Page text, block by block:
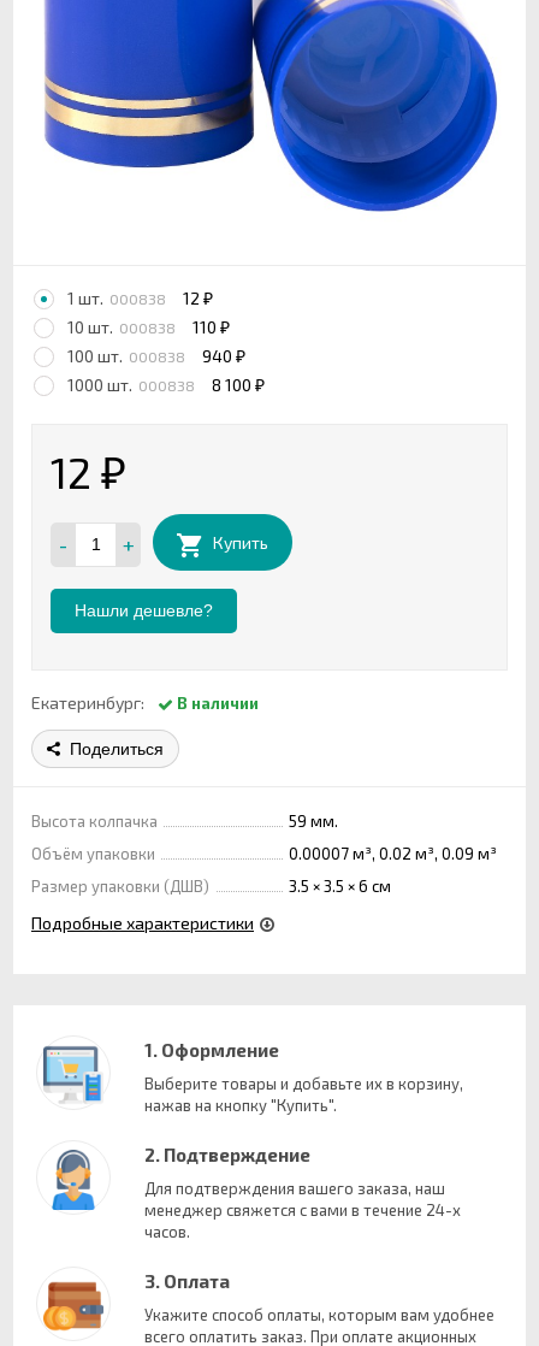
1 шт. 000838 12 ₽
10 шт. 000838 110 ₽
100 шт. 000838 940 ₽
1000 шт. 000838 8 100 ₽
12 ₽
- + Купить
Нашли дешевле?
Екатеринбург: В наличии
Поделиться
Высота колпачка
59 мм.
Объём упаковки
0.00007 м³, 0.02 м³, 0.09 м³
Размер упаковки (ДШВ)
3.5 × 3.5 × 6 см
Подробные характеристики
1. Оформление
Выберите товары и добавьте их в корзину,
нажав на кнопку "Купить".
2. Подтверждение
Для подтверждения вашего заказа, наш
менеджер свяжется с вами в течение 24-х
часов.
3. Оплата
Укажите способ оплаты, которым вам удобнее
всего оплатить заказ. При оплате акционных